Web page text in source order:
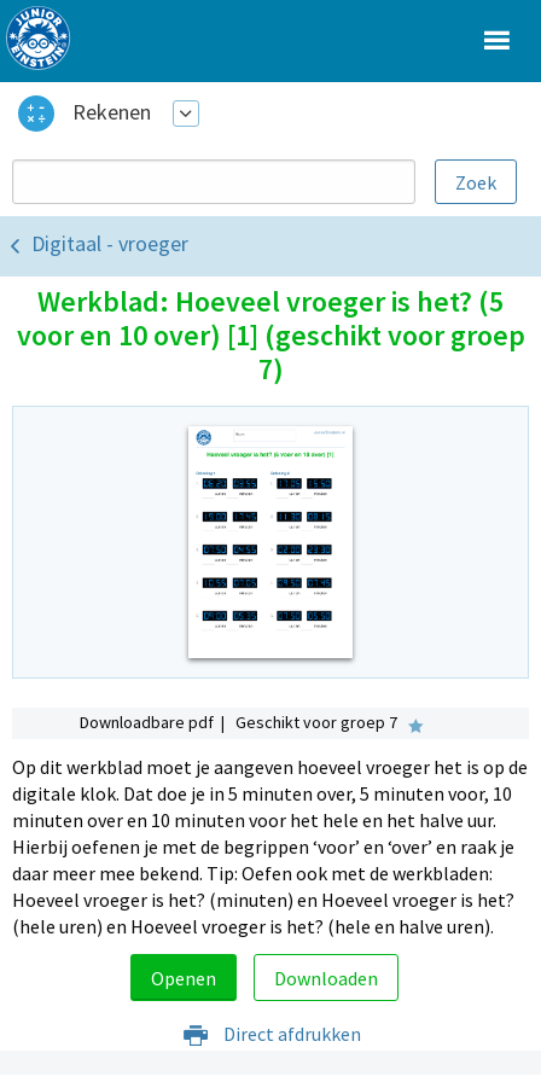
Rekenen
Digitaal - vroeger
Werkblad: Hoeveel vroeger is het? (5
voor en 10 over) [1] (geschikt voor groep
7)
Downloadbare pdf | Geschikt voor groep 7
Op dit werkblad moet je aangeven hoeveel vroeger het is op de
digitale klok. Dat doe je in 5 minuten over, 5 minuten voor, 10
minuten over en 10 minuten voor het hele en het halve uur.
Hierbij oefenen je met de begrippen ‘voor’ en ‘over’ en raak je
daar meer mee bekend. Tip: Oefen ook met de werkbladen:
Hoeveel vroeger is het? (minuten) en Hoeveel vroeger is het?
(hele uren) en Hoeveel vroeger is het? (hele en halve uren).
Openen Downloaden
Direct afdrukken